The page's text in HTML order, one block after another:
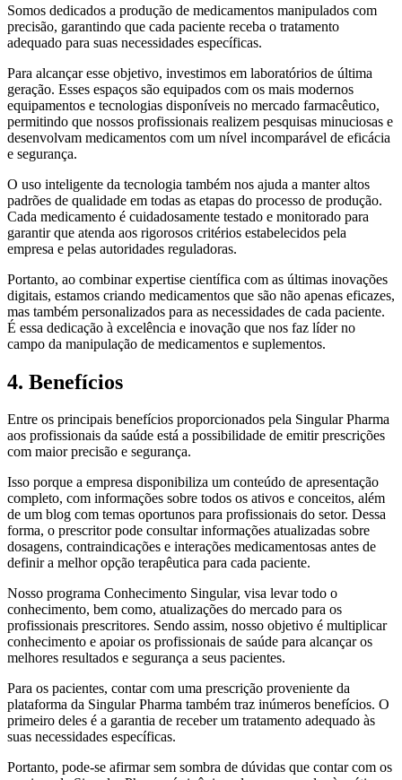
Somos dedicados a produção de medicamentos manipulados com
precisão, garantindo que cada paciente receba o tratamento
adequado para suas necessidades específicas.
Para alcançar esse objetivo, investimos em laboratórios de última
geração. Esses espaços são equipados com os mais modernos
equipamentos e tecnologias disponíveis no mercado farmacêutico,
permitindo que nossos profissionais realizem pesquisas minuciosas e
desenvolvam medicamentos com um nível incomparável de eficácia
e segurança.
O uso inteligente da tecnologia também nos ajuda a manter altos
padrões de qualidade em todas as etapas do processo de produção.
Cada medicamento é cuidadosamente testado e monitorado para
garantir que atenda aos rigorosos critérios estabelecidos pela
empresa e pelas autoridades reguladoras.
Portanto, ao combinar expertise científica com as últimas inovações
digitais, estamos criando medicamentos que são não apenas eficazes,
mas também personalizados para as necessidades de cada paciente.
É essa dedicação à excelência e inovação que nos faz líder no
campo da manipulação de medicamentos e suplementos.
4. Benefícios
Entre os principais benefícios proporcionados pela Singular Pharma
aos profissionais da saúde está a possibilidade de emitir prescrições
com maior precisão e segurança.
Isso porque a empresa disponibiliza um conteúdo de apresentação
completo, com informações sobre todos os ativos e conceitos, além
de um blog com temas oportunos para profissionais do setor. Dessa
forma, o prescritor pode consultar informações atualizadas sobre
dosagens, contraindicações e interações medicamentosas antes de
definir a melhor opção terapêutica para cada paciente.
Nosso programa Conhecimento Singular, visa levar todo o
conhecimento, bem como, atualizações do mercado para os
profissionais prescritores. Sendo assim, nosso objetivo é multiplicar
conhecimento e apoiar os profissionais de saúde para alcançar os
melhores resultados e segurança a seus pacientes.
Para os pacientes, contar com uma prescrição proveniente da
plataforma da Singular Pharma também traz inúmeros benefícios. O
primeiro deles é a garantia de receber um tratamento adequado às
suas necessidades específicas.
Portanto, pode-se afirmar sem sombra de dúvidas que contar com os